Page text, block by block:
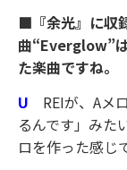
■『余光』に収
曲“Everglow”
た楽曲ですね。
U REIが、Aメ
るんです」みた
ロを作った感じ